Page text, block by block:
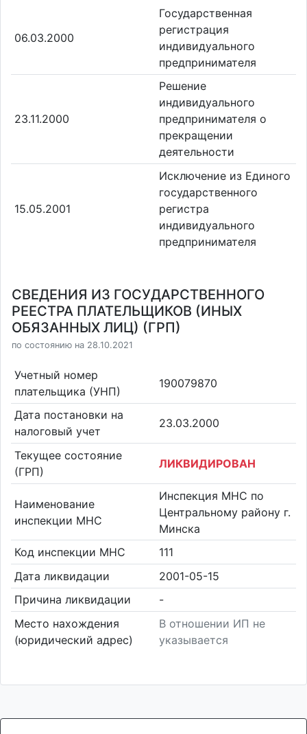
06.03.2000
Государственная
регистрация
индивидуального
предпринимателя
23.11.2000
Решение
индивидуального
предпринимателя о
прекращении
деятельности
15.05.2001
Исключение из Единого
государственного
регистра
индивидуального
предпринимателя
СВЕДЕНИЯ ИЗ ГОСУДАРСТВЕННОГО
РЕЕСТРА ПЛАТЕЛЬЩИКОВ (ИНЫХ
ОБЯЗАННЫХ ЛИЦ) (ГРП)
по состоянию на 28.10.2021
Учетный номер
плательщика (УНП)
190079870
Дата постановки на
налоговый учет
23.03.2000
Текущее состояние
(ГРП)
ЛИКВИДИРОВАН
Наименование
инспекции МНС
Инспекция МНС по
Центральному району г.
Минска
Код инспекции МНС
111
Дата ликвидации
2001-05-15
Причина ликвидации
-
Место нахождения
(юридический адрес)
В отношении ИП не
указывается